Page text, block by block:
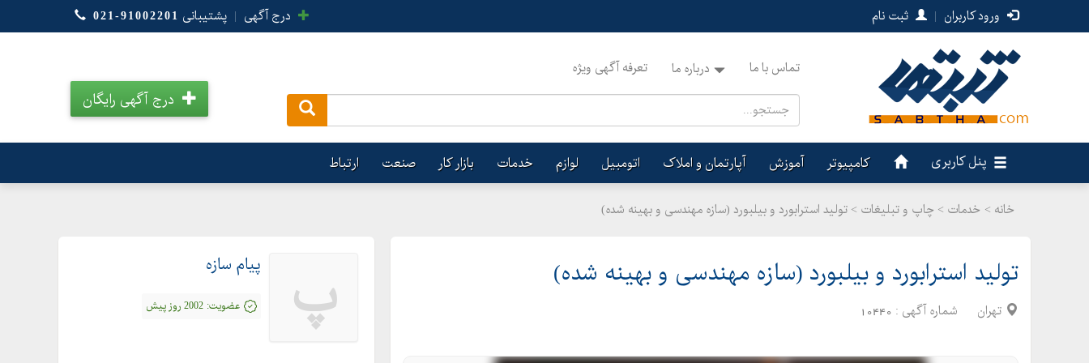
ورود کاربران | ثبت نام درج آگهی | پشتیبانی 021-91002201
تماس با ما درباره ما تعرفه آگهی ویژه
درج آگهی رایگان
پنل کاربری کامپیوتر آموزش آپارتمان و املاک اتومبیل لوازم خدمات بازار کار صنعت ارتباط
خانه > خدمات > چاپ و تبلیغات > تولید استرابورد و بیلبورد (سازه مهندسی و بهینه شده)
تولید استرابورد و بیلبورد (سازه مهندسی و بهینه شده)
تهران شماره آگهی : 10440 پ پیام سازه
عضویت: 2002 روز پیش